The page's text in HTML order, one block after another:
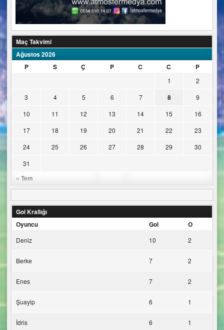
Maç Takvimi
Ağustos 2026
P
S Ç P C C P
« Tem
1
2
3
4 5 6 7 8
9
10
11 12 13 14 15
16
17
18 19 20 21 22
23
24
25 26 27 28 29
30
31
Gol Krallığı
Oyuncu
Gol O
Deniz 10 2
Berke 7 2
Enes 7 2
Şuayip 6 1
İdris 6 1